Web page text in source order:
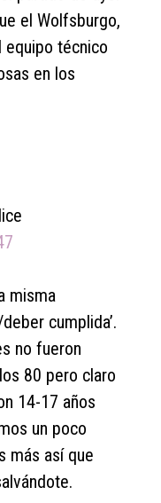
el Wolfsburgo,
equipo técnico
en los
misma
cumplida’.
no fueron
80 pero claro
14-17 años
un poco
más así que